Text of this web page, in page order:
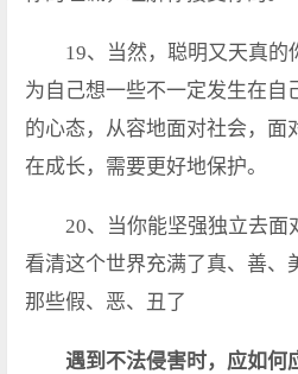
19、当然，聪明又天真的
为自己想一些不一定发生在自
的心态，从容地面对社会，面
在成长，需要更好地保护。
20、当你能坚强独立去面
看清这个世界充满了真、善、
那些假、恶、丑了
遇到不法侵害时，应如何